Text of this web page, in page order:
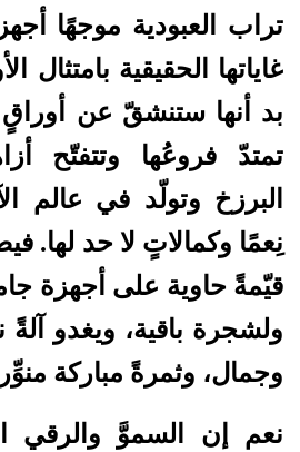
تراب العبودية موجهًا
غاياتها الحقيقية بامتثال
بد أنها ستنشقّ عن
تمتدّ فروعُها وتتفتّح
البرزخ وتولّد في عالم
نِعمًا وكمالاتٍ لا حد لها.
قيّمةً حاوية على أجهزة
ولشجرة باقية، ويغدو
وجمال، وثمرةً مباركة
نعم إن السموَّ والرقي